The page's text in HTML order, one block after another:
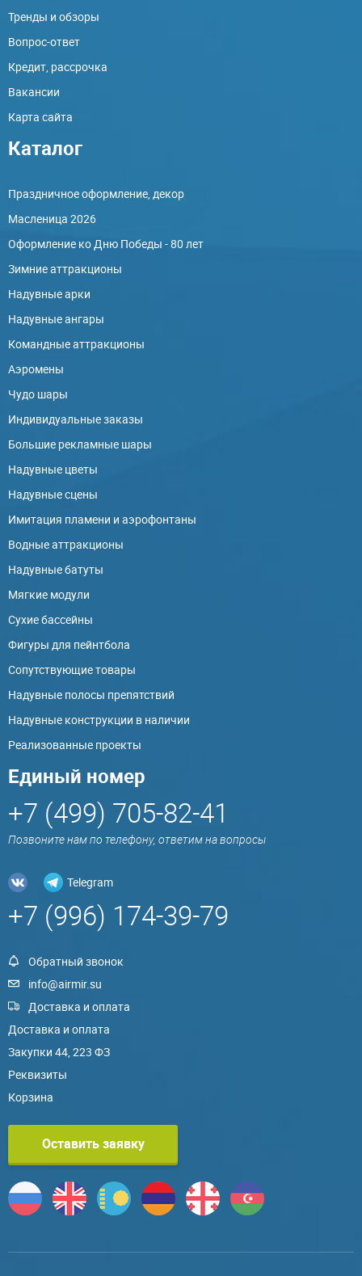
Тренды и обзоры
Вопрос-ответ
Кредит, рассрочка
Вакансии
Карта сайта
Каталог
Праздничное оформление, декор
Масленица 2026
Оформление ко Дню Победы - 80 лет
Зимние аттракционы
Надувные арки
Надувные ангары
Командные аттракционы
Аэромены
Чудо шары
Индивидуальные заказы
Большие рекламные шары
Надувные цветы
Надувные сцены
Имитация пламени и аэрофонтаны
Водные аттракционы
Надувные батуты
Мягкие модули
Сухие бассейны
Фигуры для пейнтбола
Сопутствующие товары
Надувные полосы препятствий
Надувные конструкции в наличии
Реализованные проекты
Единый номер
+7 (499) 705-82-41
Позвоните нам по телефону, ответим на вопросы
Telegram
+7 (996) 174-39-79
Обратный звонок
info@airmir.su
Доставка и оплата
Доставка и оплата
Закупки 44, 223 ФЗ
Реквизиты
Корзина
Оставить заявку